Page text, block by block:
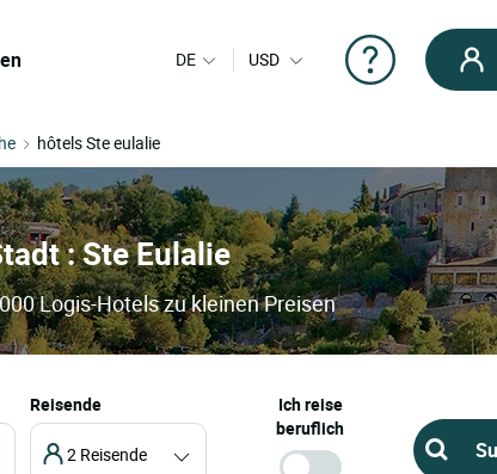
DE USD
hôtels Ste eulalie
: Ste Eulalie
Logis-Hotels zu kleinen Preisen
Reisende
2 Reisende
Ich reise
beruflich